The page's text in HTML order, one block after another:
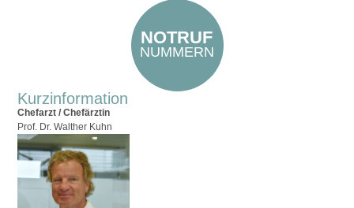
NOTRUF
NUMMERN
Kurzinformation
Chefarzt / Chefärztin
Prof. Dr. Walther Kuhn